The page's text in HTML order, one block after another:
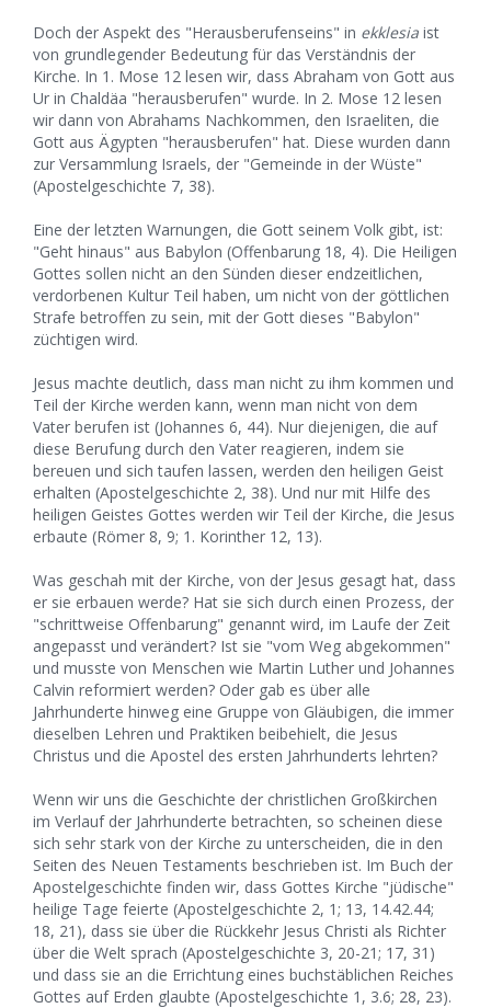
Doch der Aspekt des "Herausberufenseins" in ekklesia ist
von grundlegender Bedeutung für das Verständnis der
Kirche. In 1. Mose 12 lesen wir, dass Abraham von Gott aus
Ur in Chaldäa "herausberufen" wurde. In 2. Mose 12 lesen
wir dann von Abrahams Nachkommen, den Israeliten, die
Gott aus Ägypten "herausberufen" hat. Diese wurden dann
zur Versammlung Israels, der "Gemeinde in der Wüste"
(Apostelgeschichte 7, 38).
Eine der letzten Warnungen, die Gott seinem Volk gibt, ist:
"Geht hinaus" aus Babylon (Offenbarung 18, 4). Die Heiligen
Gottes sollen nicht an den Sünden dieser endzeitlichen,
verdorbenen Kultur Teil haben, um nicht von der göttlichen
Strafe betroffen zu sein, mit der Gott dieses "Babylon"
züchtigen wird.
Jesus machte deutlich, dass man nicht zu ihm kommen und
Teil der Kirche werden kann, wenn man nicht von dem
Vater berufen ist (Johannes 6, 44). Nur diejenigen, die auf
diese Berufung durch den Vater reagieren, indem sie
bereuen und sich taufen lassen, werden den heiligen Geist
erhalten (Apostelgeschichte 2, 38). Und nur mit Hilfe des
heiligen Geistes Gottes werden wir Teil der Kirche, die Jesus
erbaute (Römer 8, 9; 1. Korinther 12, 13).
Was geschah mit der Kirche, von der Jesus gesagt hat, dass
er sie erbauen werde? Hat sie sich durch einen Prozess, der
"schrittweise Offenbarung" genannt wird, im Laufe der Zeit
angepasst und verändert? Ist sie "vom Weg abgekommen"
und musste von Menschen wie Martin Luther und Johannes
Calvin reformiert werden? Oder gab es über alle
Jahrhunderte hinweg eine Gruppe von Gläubigen, die immer
dieselben Lehren und Praktiken beibehielt, die Jesus
Christus und die Apostel des ersten Jahrhunderts lehrten?
Wenn wir uns die Geschichte der christlichen Großkirchen
im Verlauf der Jahrhunderte betrachten, so scheinen diese
sich sehr stark von der Kirche zu unterscheiden, die in den
Seiten des Neuen Testaments beschrieben ist. Im Buch der
Apostelgeschichte finden wir, dass Gottes Kirche "jüdische"
heilige Tage feierte (Apostelgeschichte 2, 1; 13, 14.42.44;
18, 21), dass sie über die Rückkehr Jesus Christi als Richter
über die Welt sprach (Apostelgeschichte 3, 20-21; 17, 31)
und dass sie an die Errichtung eines buchstäblichen Reiches
Gottes auf Erden glaubte (Apostelgeschichte 1, 3.6; 28, 23).